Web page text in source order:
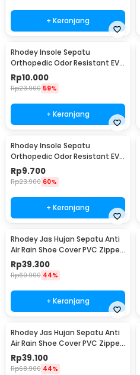
+ Keranjang
Rhodey Insole Sepatu
Orthopedic Odor Resistant EVA
Foam 40 - Y3Y27
Rp10.000
Rp23.900 59%
+ Keranjang
Rhodey Insole Sepatu
Orthopedic Odor Resistant EVA
Foam 42 - Y3Y27
Rp9.700
Rp23.900 60%
+ Keranjang
Rhodey Jas Hujan Sepatu Anti
Air Rain Shoe Cover PVC Zipper
Reflector XL - H-212
Rp39.300
Rp69.900 44%
+ Keranjang
Rhodey Jas Hujan Sepatu Anti
Air Rain Shoe Cover PVC Zipper
Reflector M - H-212
Rp39.100
Rp68.900 44%